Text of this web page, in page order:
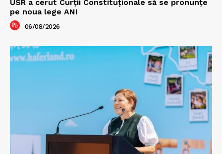
USR a cerut Curții Constituționale să se pronunțe
pe noua lege ANI
06/08/2026